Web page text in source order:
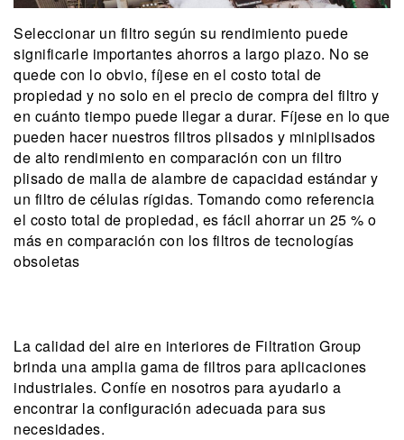
Seleccionar un filtro según su rendimiento puede
significarle importantes ahorros a largo plazo. No se
quede con lo obvio, fíjese en el costo total de
propiedad y no solo en el precio de compra del filtro y
en cuánto tiempo puede llegar a durar. Fíjese en lo que
pueden hacer nuestros filtros plisados y miniplisados
de alto rendimiento en comparación con un filtro
plisado de malla de alambre de capacidad estándar y
un filtro de células rígidas. Tomando como referencia
el costo total de propiedad, es fácil ahorrar un 25 % o
más en comparación con los filtros de tecnologías
obsoletas
La calidad del aire en interiores de Filtration Group
brinda una amplia gama de filtros para aplicaciones
industriales. Confíe en nosotros para ayudarlo a
encontrar la configuración adecuada para sus
necesidades.